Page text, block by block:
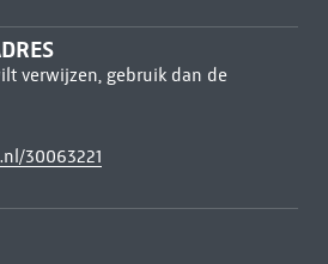
verwijzen, gebruik dan de
30063221